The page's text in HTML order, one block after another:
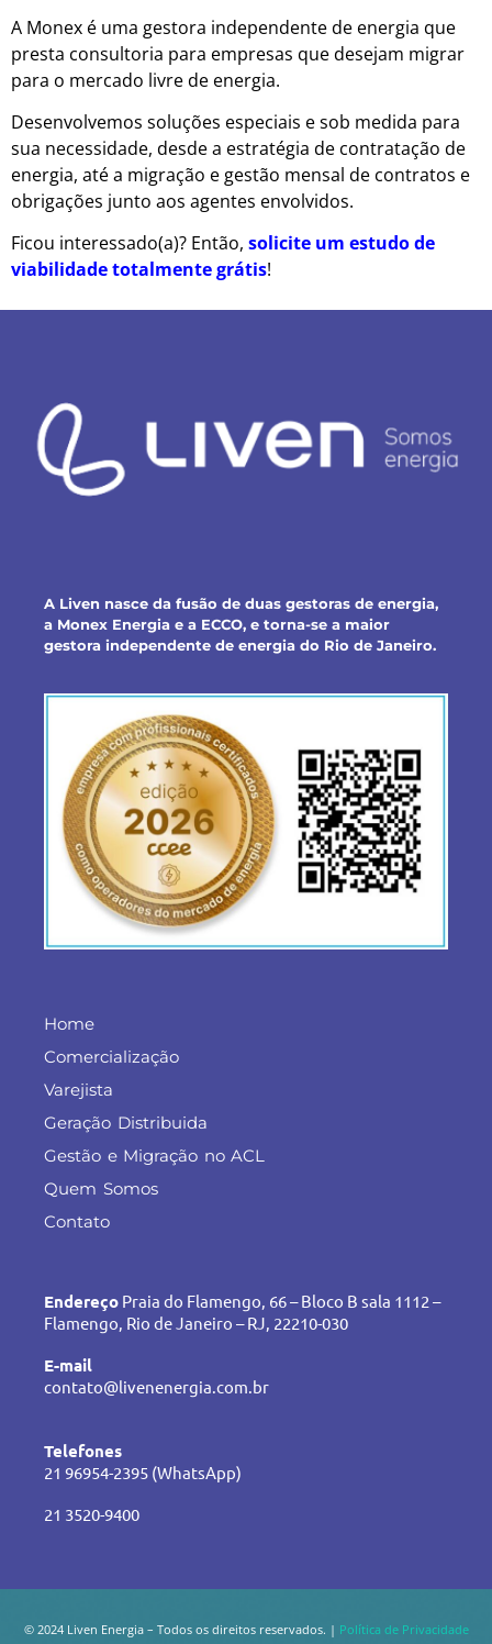
A Monex é uma gestora independente de energia que
presta consultoria para empresas que desejam migrar
para o mercado livre de energia.
Desenvolvemos soluções especiais e sob medida para
sua necessidade, desde a estratégia de contratação de
energia, até a migração e gestão mensal de contratos e
obrigações junto aos agentes envolvidos.
Ficou interessado(a)? Então, solicite um estudo de
viabilidade totalmente grátis!
A Liven nasce da fusão de duas gestoras de energia,
a Monex Energia e a ECCO, e torna-se a maior
gestora independente de energia do Rio de Janeiro.
Home
Comercialização
Varejista
Geração Distribuida
Gestão e Migração no ACL
Quem Somos
Contato
Endereço Praia do Flamengo, 66 – Bloco B sala 1112 –
Flamengo, Rio de Janeiro – RJ, 22210-030
E-mail
contato@livenenergia.com.br
Telefones
21 96954-2395 (WhatsApp)
21 3520-9400
© 2024 Liven Energia – Todos os direitos reservados. | Política de Privacidade